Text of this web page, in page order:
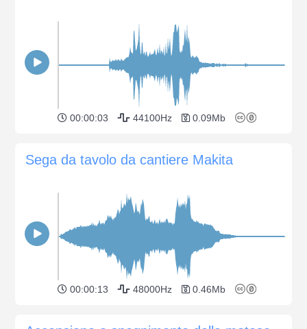
00:00:03 44100Hz 0.09Mb
Sega da tavolo da cantiere Makita
00:00:13 48000Hz 0.46Mb